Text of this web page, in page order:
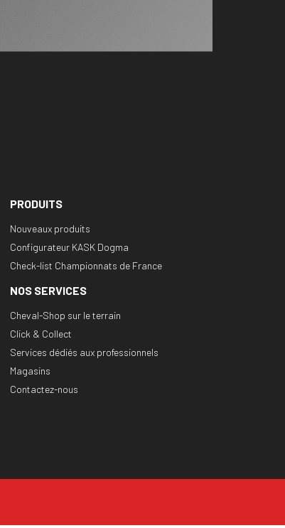
PRODUITS
Nouveaux produits
Configurateur KASK Dogma
Check-list Championnats de France
NOS SERVICES
Cheval-Shop sur le terrain
Click & Collect
Services dédiés aux professionnels
Magasins
Contactez-nous